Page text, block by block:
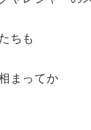
ちも
まってか